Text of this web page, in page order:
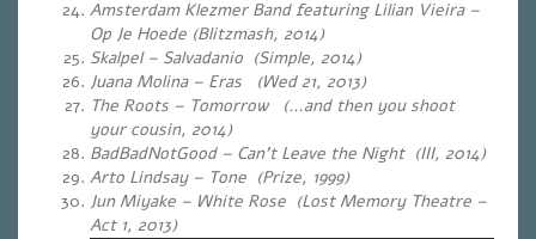
Amsterdam Klezmer Band featuring Lilian Vieira –
Op Je Hoede (Blitzmash, 2014)
Skalpel – Salvadanio (Simple, 2014)
Juana Molina – Eras (Wed 21, 2013)
The Roots – Tomorrow (…and then you shoot
your cousin, 2014)
BadBadNotGood – Can’t Leave the Night (III, 2014)
Arto Lindsay – Tone (Prize, 1999)
Jun Miyake – White Rose (Lost Memory Theatre –
Act 1, 2013)